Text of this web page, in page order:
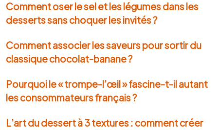
Comment oser le sel et les légumes dans les
desserts sans choquer les invités ?
Comment associer les saveurs pour sortir du
classique chocolat-banane ?
Pourquoi le « trompe-l’œil » fascine-t-il autant
les consommateurs français ?
L’art du dessert à 3 textures : comment créer